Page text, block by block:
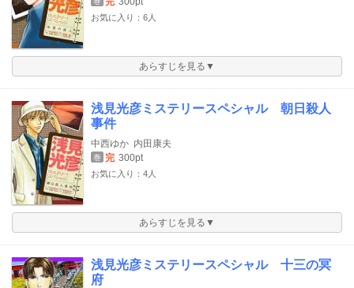
お気に入り：6人
あらすじを見る▼
浅見光彦ミステリースペシャル 朝日殺人
事件
中西ゆか 内田康夫
巻 完 300pt
お気に入り：4人
あらすじを見る▼
浅見光彦ミステリースペシャル 十三の冥
府